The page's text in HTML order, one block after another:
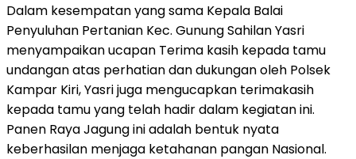
Dalam kesempatan yang sama Kepala Balai
Penyuluhan Pertanian Kec. Gunung Sahilan Yasri
menyampaikan ucapan Terima kasih kepada tamu
undangan atas perhatian dan dukungan oleh Polsek
Kampar Kiri, Yasri juga mengucapkan terimakasih
kepada tamu yang telah hadir dalam kegiatan ini.
Panen Raya Jagung ini adalah bentuk nyata
keberhasilan menjaga ketahanan pangan Nasional.